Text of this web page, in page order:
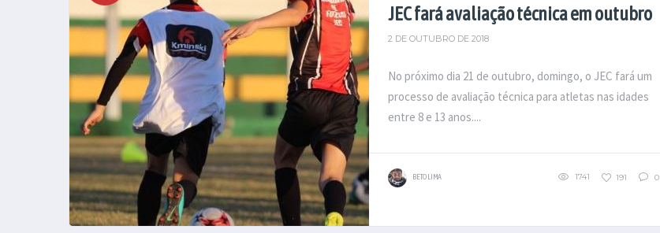
JEC fará avaliação técnica em outubro
2 DE OUTUBRO DE 2018
No próximo dia 21 de outubro, domingo, o JEC fará um
processo de avaliação técnica para atletas nas idades
entre 8 e 13 anos....
BETO LIMA 1741 191 0